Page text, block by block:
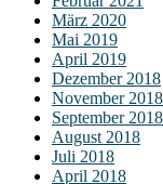
März 2020
Mai 2019
April 2019
Dezember 2018
November 2018
September 2018
August 2018
Juli 2018
April 2018